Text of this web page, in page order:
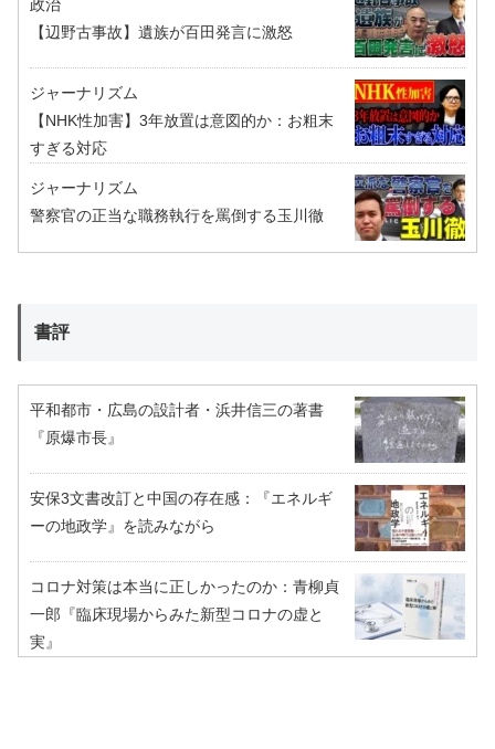
政治
【辺野古事故】遺族が百田発言に激怒
ジャーナリズム
【NHK性加害】3年放置は意図的か：お粗末
すぎる対応
ジャーナリズム
警察官の正当な職務執行を罵倒する玉川徹
書評
平和都市・広島の設計者・浜井信三の著書
『原爆市長』
安保3文書改訂と中国の存在感：『エネルギ
ーの地政学』を読みながら
コロナ対策は本当に正しかったのか：青柳貞
一郎『臨床現場からみた新型コロナの虚と
実』